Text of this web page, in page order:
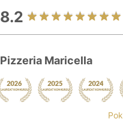
8.2
Pizzeria Maricella